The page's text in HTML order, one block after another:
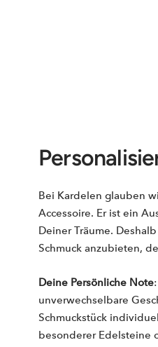
Bei Kardelen glauben
Accessoire. Er ist ein
Deiner Träume.
Schmuck anzubieten,
Deine Persönliche Note
unverwechselbare
Schmuckstück
besonderer Edelsteine